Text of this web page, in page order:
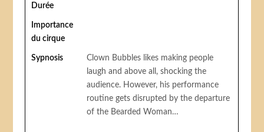
Durée
Importance
du cirque
Sypnosis
Clown Bubbles likes making people
laugh and above all, shocking the
audience. However, his performance
routine gets disrupted by the departure
of the Bearded Woman…